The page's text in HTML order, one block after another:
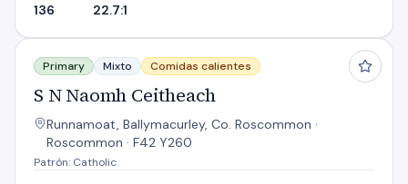
136 22.7:1
S N Naomh Ceitheach
Primary Mixto Comidas calientes
S N Naomh Ceitheach
Runnamoat, Ballymacurley, Co. Roscommon ·
Roscommon · F42 Y260
Patrón: Catholic